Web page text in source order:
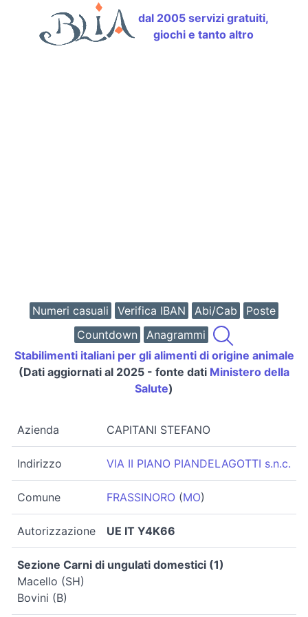
dal 2005 servizi gratuiti,
giochi e tanto altro
Numeri casuali Verifica IBAN Abi/Cab
Poste
Countdown
Anagrammi
Stabilimenti italiani per gli alimenti di origine animale
(Dati aggiornati al 2025 - fonte dati Ministero della
Salute)
Azienda CAPITANI STEFANO
Indirizzo VIA II PIANO PIANDELAGOTTI s.n.c.
Comune FRASSINORO (MO)
Autorizzazione UE IT Y4K66
Sezione Carni di ungulati domestici (1)
Macello (SH)
Bovini (B)